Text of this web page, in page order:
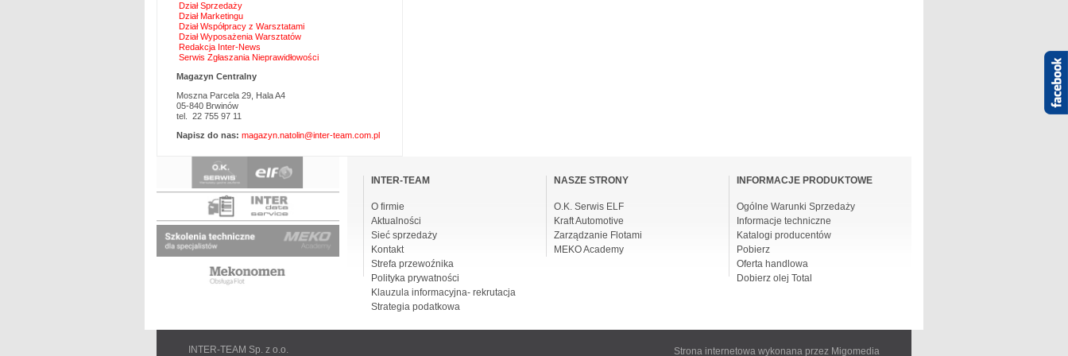
Dział Sprzedaży
Dział Marketingu
Dział Współpracy z Warsztatami
Dział Wyposażenia Warsztatów
Redakcja Inter-News
Serwis Zgłaszania Nieprawidłowości
Magazyn Centralny
Moszna Parcela 29, Hala A4
05-840 Brwinów
tel. 22 755 97 11
Napisz do nas: magazyn.natolin@inter-team.com.pl
nawigacjeINTER-TEAM
O firmie
Aktualności
Sieć sprzedaży
Kontakt
Strefa przewoźnika
Polityka prywatności
Klauzula informacyjna- rekrutacja
Strategia podatkowa
NASZE STRONY
O.K. Serwis ELF
Kraft Automotive
Zarządzanie Flotami
MEKO Academy
INFORMACJE PRODUKTOWE
Ogólne Warunki Sprzedaży
Informacje techniczne
Katalogi producentów
Pobierz
Oferta handlowa
Dobierz olej Total
INTER-TEAM Sp. z o.o. Strona internetowa wykonana przez Migomedia